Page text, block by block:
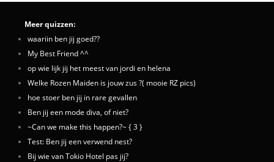
Meer quizzen:
waariin ben jij goed??
My Best Friend ^^
op wie lijk jij het meest van jordi en helena
Welke Rozen Maiden is jouw zus ?( mooie RZ pics)
hoe stoer ben jij in rare gevallen
Ben jij een mode diva, of niet?
~Can we make this happen?~ { 3 }
Test: Ben jij een verwend nest?
Bij wie van Tokio Hotel pas jij?